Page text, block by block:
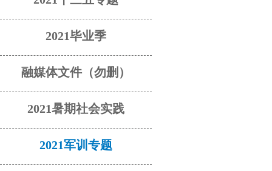
2021毕业季
融媒体文件（勿删）
2021暑期社会实践
2021军训专题